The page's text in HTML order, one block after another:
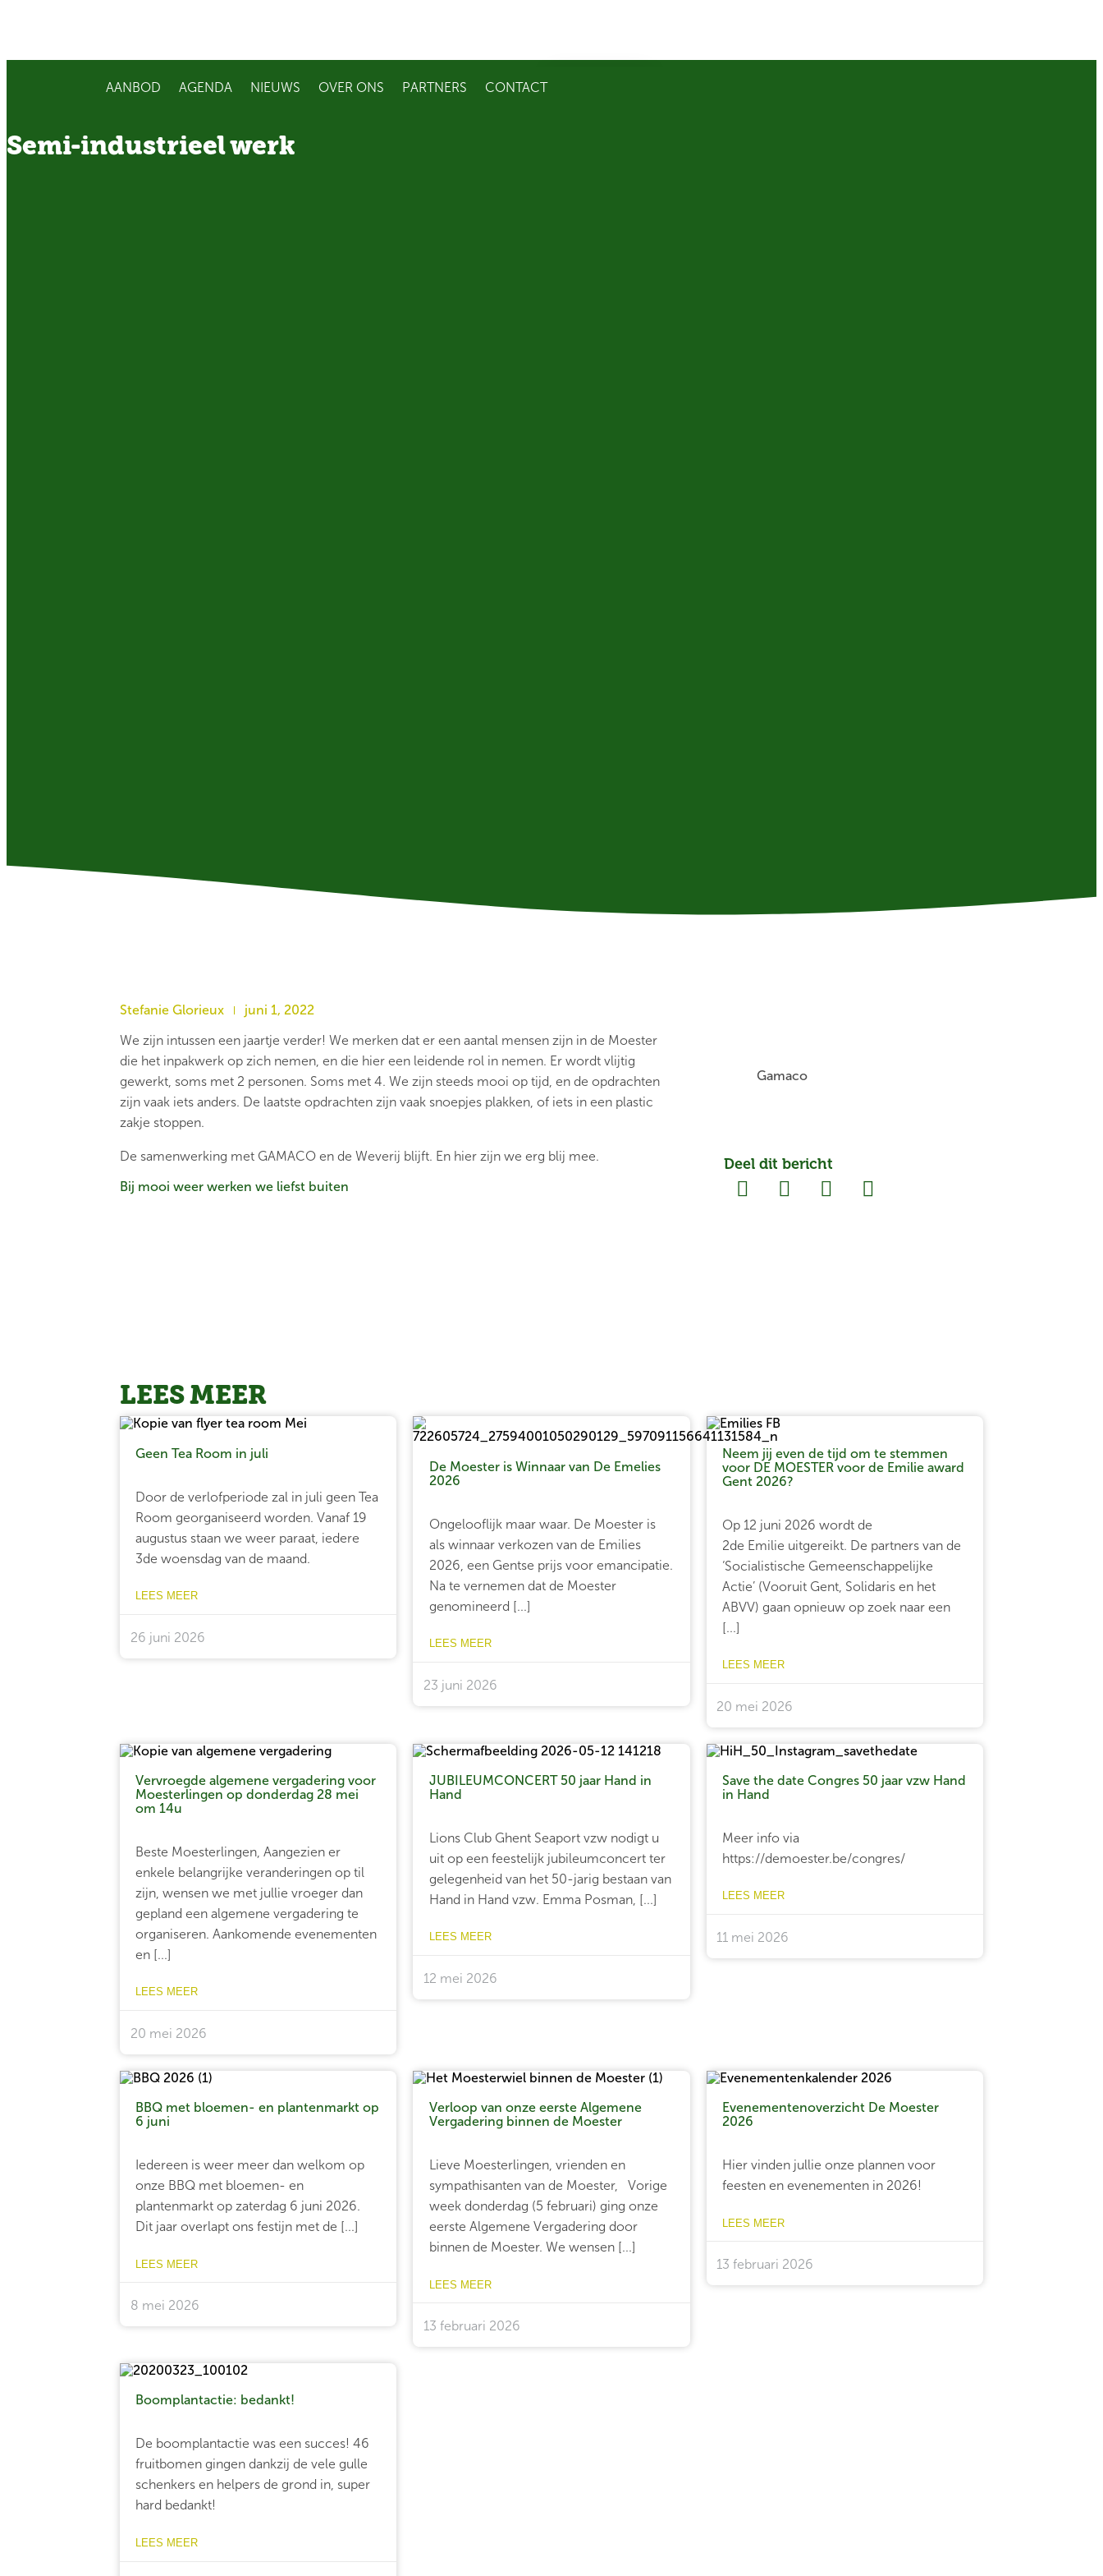
AANBOD AGENDA NIEUWS OVER ONS PARTNERS CONTACT
Semi-industrieel werk
Stefanie Glorieux juni 1, 2022
We zijn intussen een jaartje verder! We merken dat er een aantal mensen zijn in de Moester
die het inpakwerk op zich nemen, en die hier een leidende rol in nemen. Er wordt vlijtig
gewerkt, soms met 2 personen. Soms met 4. We zijn steeds mooi op tijd, en de opdrachten
zijn vaak iets anders. De laatste opdrachten zijn vaak snoepjes plakken, of iets in een plastic
zakje stoppen.
De samenwerking met GAMACO en de Weverij blijft. En hier zijn we erg blij mee.
Bij mooi weer werken we liefst buiten
Gamaco
Deel dit bericht
LEES MEER
Geen Tea Room in juli
Door de verlofperiode zal in juli geen Tea
Room georganiseerd worden. Vanaf 19
augustus staan we weer paraat, iedere
3de woensdag van de maand.
LEES MEER
26 juni 2026
De Moester is Winnaar van De Emelies
2026
Ongelooflijk maar waar. De Moester is
als winnaar verkozen van de Emilies
2026, een Gentse prijs voor emancipatie.
Na te vernemen dat de Moester
genomineerd [...]
LEES MEER
23 juni 2026
Neem jij even de tijd om te stemmen
voor DE MOESTER voor de Emilie award
Gent 2026?
Op 12 juni 2026 wordt de
2de Emilie uitgereikt. De partners van de
‘Socialistische Gemeenschappelijke
Actie’ (Vooruit Gent, Solidaris en het
ABVV) gaan opnieuw op zoek naar een
[...]
LEES MEER
20 mei 2026
Vervroegde algemene vergadering voor
Moesterlingen op donderdag 28 mei
om 14u
Beste Moesterlingen, Aangezien er
enkele belangrijke veranderingen op til
zijn, wensen we met jullie vroeger dan
gepland een algemene vergadering te
organiseren. Aankomende evenementen
en [...]
LEES MEER
20 mei 2026
JUBILEUMCONCERT 50 jaar Hand in
Hand
Lions Club Ghent Seaport vzw nodigt u
uit op een feestelijk jubileumconcert ter
gelegenheid van het 50-jarig bestaan van
Hand in Hand vzw. Emma Posman, [...]
LEES MEER
12 mei 2026
Save the date Congres 50 jaar vzw Hand
in Hand
Meer info via
https://demoester.be/congres/
LEES MEER
11 mei 2026
BBQ met bloemen- en plantenmarkt op
6 juni
Iedereen is weer meer dan welkom op
onze BBQ met bloemen- en
plantenmarkt op zaterdag 6 juni 2026.
Dit jaar overlapt ons festijn met de [...]
LEES MEER
8 mei 2026
Verloop van onze eerste Algemene
Vergadering binnen de Moester
Lieve Moesterlingen, vrienden en
sympathisanten van de Moester, Vorige
week donderdag (5 februari) ging onze
eerste Algemene Vergadering door
binnen de Moester. We wensen [...]
LEES MEER
13 februari 2026
Evenementenoverzicht De Moester
2026
Hier vinden jullie onze plannen voor
feesten en evenementen in 2026!
LEES MEER
13 februari 2026
Boomplantactie: bedankt!
De boomplantactie was een succes! 46
fruitbomen gingen dankzij de vele gulle
schenkers en helpers de grond in, super
hard bedankt!
LEES MEER